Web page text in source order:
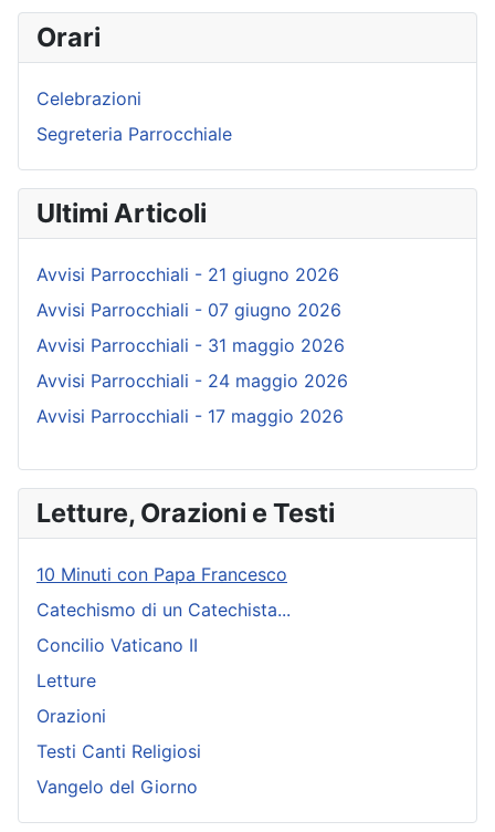
Orari
Celebrazioni
Segreteria Parrocchiale
Ultimi Articoli
Avvisi Parrocchiali - 21 giugno 2026
Avvisi Parrocchiali - 07 giugno 2026
Avvisi Parrocchiali - 31 maggio 2026
Avvisi Parrocchiali - 24 maggio 2026
Avvisi Parrocchiali - 17 maggio 2026
Letture, Orazioni e Testi
10 Minuti con Papa Francesco
Catechismo di un Catechista...
Concilio Vaticano II
Letture
Orazioni
Testi Canti Religiosi
Vangelo del Giorno